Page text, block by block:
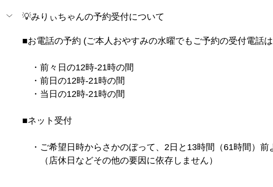
💡みりぃちゃんの予約受付について
■お電話の予約 (ご本人おやすみの水曜でもご予約の受付電話
・前々日の12時-21時の間
・前日の12時-21時の間
・当日の12時-21時の間
■ネット受付
・ご希望日時からさかのぼって、2日と13時間（61時間）前
（店休日などその他の要因に依存しません）